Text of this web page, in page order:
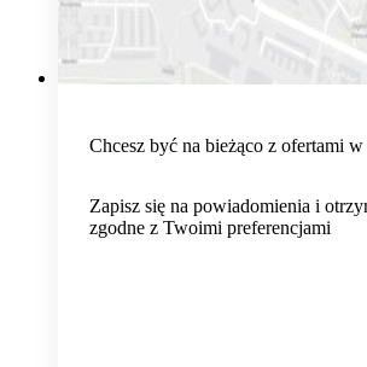
Chcesz być na bieżąco z ofertami
Zapisz się na powiadomienia i
zgodne z Twoimi preferencjami